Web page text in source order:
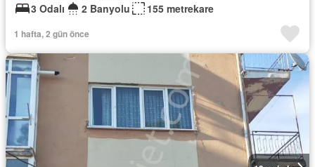
3 Odalı
2 Banyolu 155 metrekare
1 hafta, 2 gün önce